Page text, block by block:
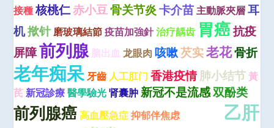
接種 核桃仁赤小豆骨关节炎 卡介苗 主動脈夾層 耳
机揿针 磨玻璃結節 疫苗加強針治疗龋齿 胃癌抗疫
屏障前列腺 脑出血 龙眼肉 咳嗽芡实老花骨折
老年痴呆 牙齒 人工肛门 香港疫情肺小结节 黃
芪 新冠診療 醫學驗光 肾囊肿 新冠不是流感双酚类
前列腺癌 高血壓急症 抑郁伴焦虑 乙肝